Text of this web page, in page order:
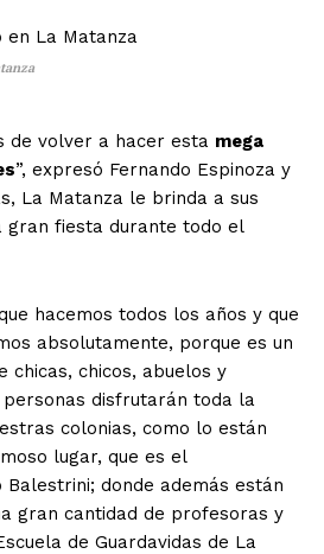
de volver a hacer esta mega
”, expresó Fernando Espinoza y
La Matanza le brinda a sus
gran fiesta durante todo el
hacemos todos los años y que
absolutamente, porque es un
chicas, chicos, abuelos y
disfrutarán toda la
colonias, como lo están
lugar, que es el
donde además están
gran cantidad de profesoras y
de Guardavidas de La